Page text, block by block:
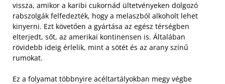
vissza, amikor a karibi cukornád ültetvényeken dolgozó
rabszolgák felfedezték, hogy a melaszból alkoholt lehet
kinyerni. Ezt követően a gyártása az egész térségben
elterjedt, sőt, az amerikai kontinensen is. Általában
rövidebb ideig érlelik, mint a sötét és az arany színű
rumokat.
Ez a folyamat többnyire acéltartályokban megy végbe